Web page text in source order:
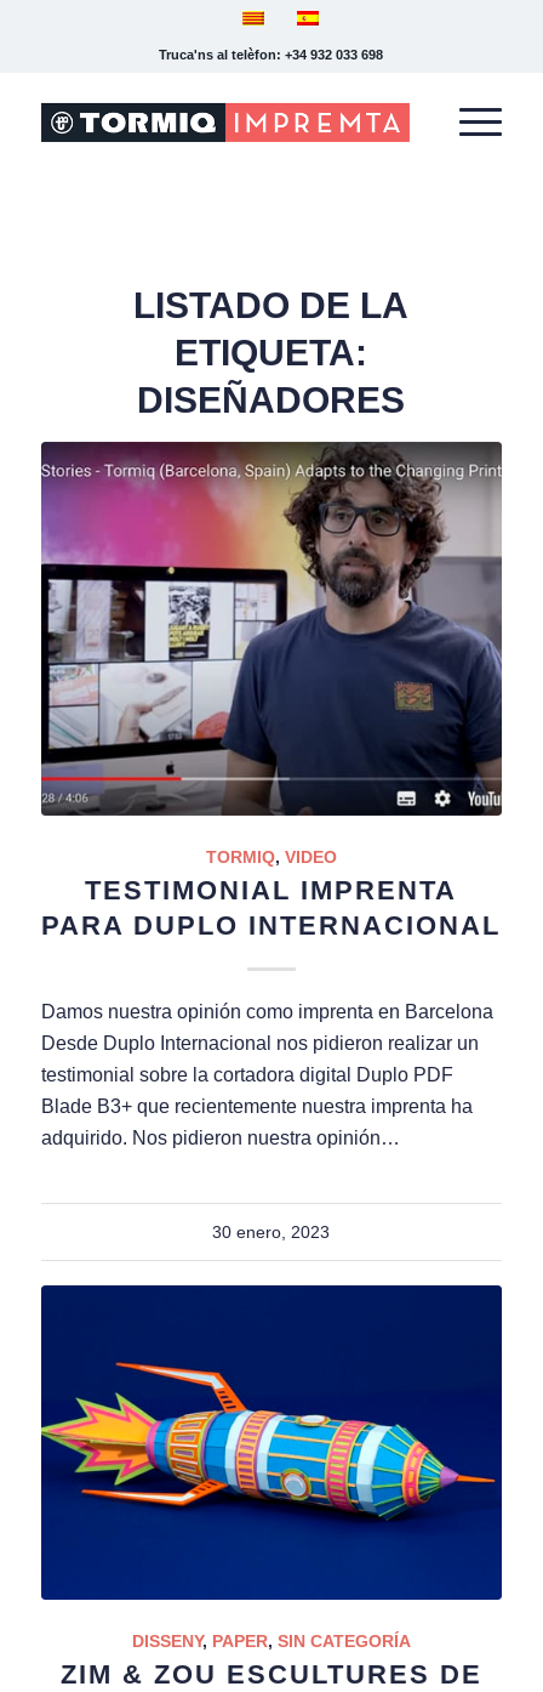
Truca'ns al telèfon: +34 932 033 698
LISTADO DE LA
ETIQUETA:
DISEÑADORES
TORMIQ, VIDEO
TESTIMONIAL IMPRENTA
PARA DUPLO INTERNACIONAL
Damos nuestra opinión como imprenta en Barcelona
Desde Duplo Internacional nos pidieron realizar un
testimonial sobre la cortadora digital Duplo PDF
Blade B3+ que recientemente nuestra imprenta ha
adquirido. Nos pidieron nuestra opinión…
30 enero, 2023
DISSENY, PAPER, SIN CATEGORÍA
ZIM & ZOU ESCULTURES DE